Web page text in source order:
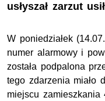
usłyszał zarzut
W poniedziałek
numer alarmowy i
została podpalona
tego zdarzenia miało
miejscu